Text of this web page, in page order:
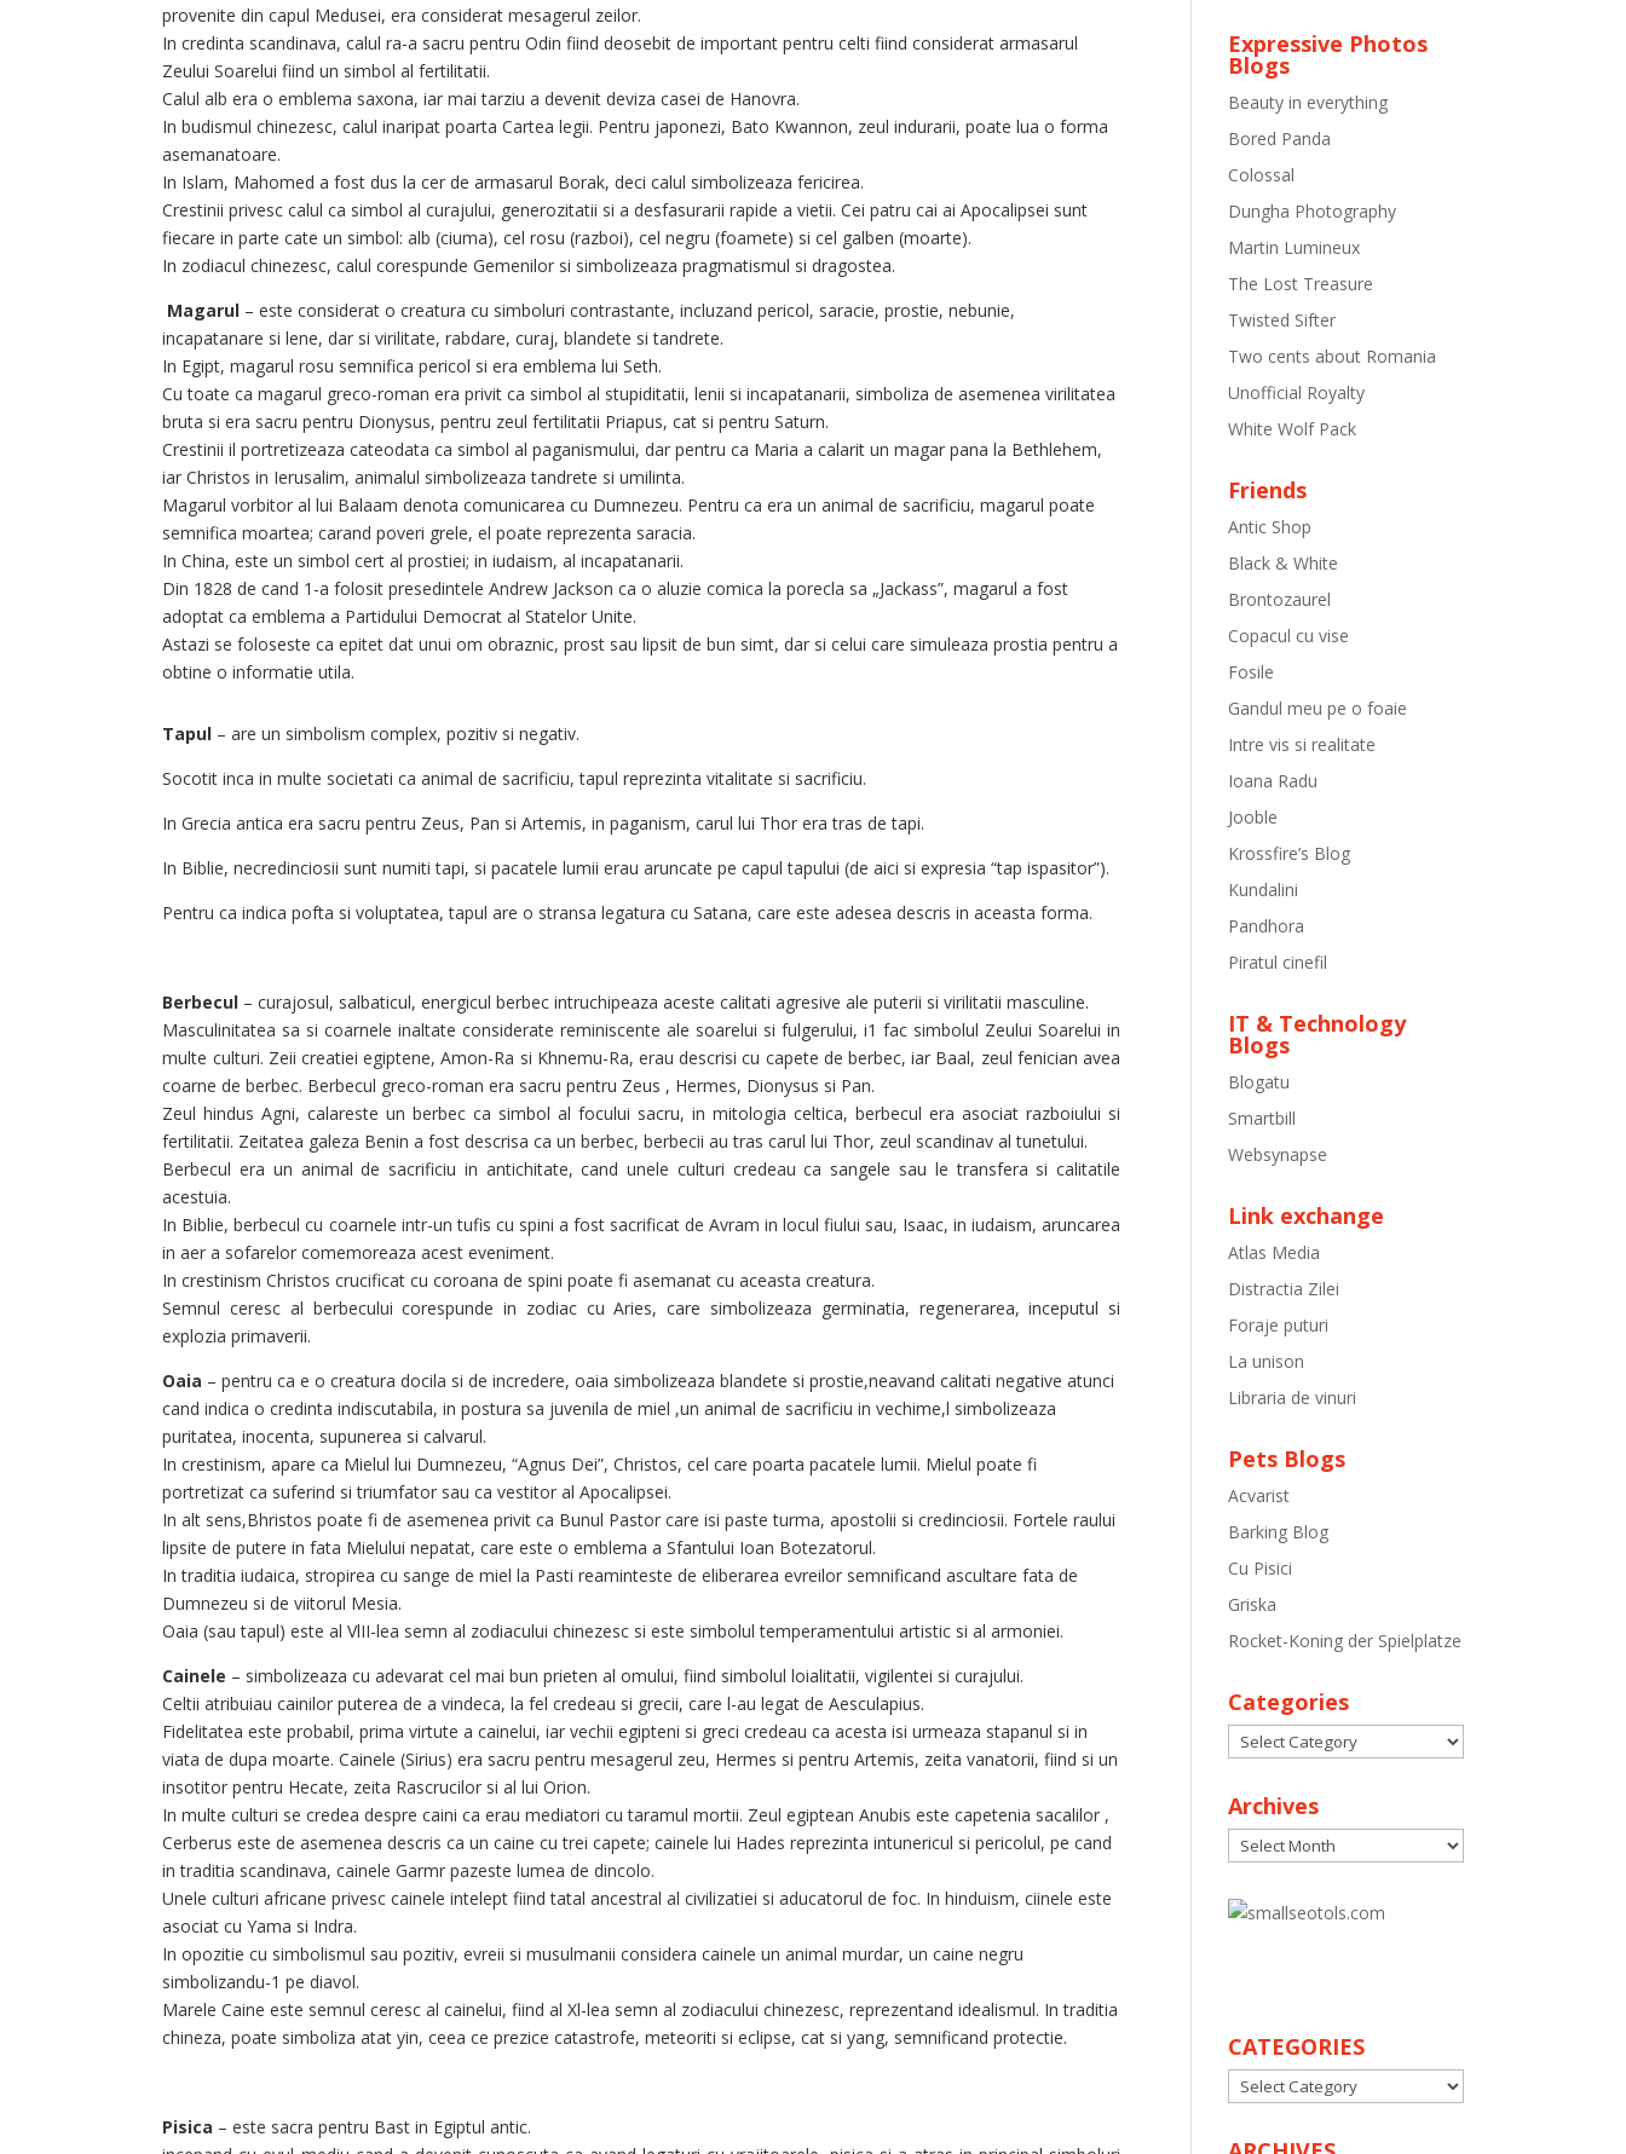
provenite din capul Medusei, era considerat mesagerul zeilor.
In credinta scandinava, calul ra-a sacru pentru Odin fiind deosebit de important pentru celti fiind considerat armasarul
Zeului Soarelui fiind un simbol al fertilitatii.
Calul alb era o emblema saxona, iar mai tarziu a devenit deviza casei de Hanovra.
In budismul chinezesc, calul inaripat poarta Cartea legii. Pentru japonezi, Bato Kwannon, zeul indurarii, poate lua o forma
asemanatoare.
In Islam, Mahomed a fost dus la cer de armasarul Borak, deci calul simbolizeaza fericirea.
Crestinii privesc calul ca simbol al curajului, generozitatii si a desfasurarii rapide a vietii. Cei patru cai ai Apocalipsei sunt
fiecare in parte cate un simbol: alb (ciuma), cel rosu (razboi), cel negru (foamete) si cel galben (moarte).
In zodiacul chinezesc, calul corespunde Gemenilor si simbolizeaza pragmatismul si dragostea.
Magarul – este considerat o creatura cu simboluri contrastante, incluzand pericol, saracie, prostie, nebunie,
incapatanare si lene, dar si virilitate, rabdare, curaj, blandete si tandrete.
In Egipt, magarul rosu semnifica pericol si era emblema lui Seth.
Cu toate ca magarul greco-roman era privit ca simbol al stupiditatii, lenii si incapatanarii, simboliza de asemenea virilitatea
bruta si era sacru pentru Dionysus, pentru zeul fertilitatii Priapus, cat si pentru Saturn.
Crestinii il portretizeaza cateodata ca simbol al paganismului, dar pentru ca Maria a calarit un magar pana la Bethlehem,
iar Christos in Ierusalim, animalul simbolizeaza tandrete si umilinta.
Magarul vorbitor al lui Balaam denota comunicarea cu Dumnezeu. Pentru ca era un animal de sacrificiu, magarul poate
semnifica moartea; carand poveri grele, el poate reprezenta saracia.
In China, este un simbol cert al prostiei; in iudaism, al incapatanarii.
Din 1828 de cand 1-a folosit presedintele Andrew Jackson ca o aluzie comica la porecla sa „Jackass”, magarul a fost
adoptat ca emblema a Partidului Democrat al Statelor Unite.
Astazi se foloseste ca epitet dat unui om obraznic, prost sau lipsit de bun simt, dar si celui care simuleaza prostia pentru a
obtine o informatie utila.
Tapul – are un simbolism complex, pozitiv si negativ.
Socotit inca in multe societati ca animal de sacrificiu, tapul reprezinta vitalitate si sacrificiu.
In Grecia antica era sacru pentru Zeus, Pan si Artemis, in paganism, carul lui Thor era tras de tapi.
In Biblie, necredinciosii sunt numiti tapi, si pacatele lumii erau aruncate pe capul tapului (de aici si expresia “tap ispasitor”).
Pentru ca indica pofta si voluptatea, tapul are o stransa legatura cu Satana, care este adesea descris in aceasta forma.
Berbecul – curajosul, salbaticul, energicul berbec intruchipeaza aceste calitati agresive ale puterii si virilitatii masculine.
Masculinitatea sa si coarnele inaltate considerate reminiscente ale soarelui si fulgerului, i1 fac simbolul Zeului Soarelui in
multe culturi. Zeii creatiei egiptene, Amon-Ra si Khnemu-Ra, erau descrisi cu capete de berbec, iar Baal, zeul fenician avea
coarne de berbec. Berbecul greco-roman era sacru pentru Zeus , Hermes, Dionysus si Pan.
Zeul hindus Agni, calareste un berbec ca simbol al focului sacru, in mitologia celtica, berbecul era asociat razboiului si
fertilitatii. Zeitatea galeza Benin a fost descrisa ca un berbec, berbecii au tras carul lui Thor, zeul scandinav al tunetului.
Berbecul era un animal de sacrificiu in antichitate, cand unele culturi credeau ca sangele sau le transfera si calitatile
acestuia.
In Biblie, berbecul cu coarnele intr-un tufis cu spini a fost sacrificat de Avram in locul fiului sau, Isaac, in iudaism, aruncarea
in aer a sofarelor comemoreaza acest eveniment.
In crestinism Christos crucificat cu coroana de spini poate fi asemanat cu aceasta creatura.
Semnul ceresc al berbecului corespunde in zodiac cu Aries, care simbolizeaza germinatia, regenerarea, inceputul si
explozia primaverii.
Oaia – pentru ca e o creatura docila si de incredere, oaia simbolizeaza blandete si prostie,neavand calitati negative atunci
cand indica o credinta indiscutabila, in postura sa juvenila de miel ,un animal de sacrificiu in vechime,l simbolizeaza
puritatea, inocenta, supunerea si calvarul.
In crestinism, apare ca Mielul lui Dumnezeu, “Agnus Dei”, Christos, cel care poarta pacatele lumii. Mielul poate fi
portretizat ca suferind si triumfator sau ca vestitor al Apocalipsei.
In alt sens,Bhristos poate fi de asemenea privit ca Bunul Pastor care isi paste turma, apostolii si credinciosii. Fortele raului
lipsite de putere in fata Mielului nepatat, care este o emblema a Sfantului Ioan Botezatorul.
In traditia iudaica, stropirea cu sange de miel la Pasti reaminteste de eliberarea evreilor semnificand ascultare fata de
Dumnezeu si de viitorul Mesia.
Oaia (sau tapul) este al VlII-lea semn al zodiacului chinezesc si este simbolul temperamentului artistic si al armoniei.
Cainele – simbolizeaza cu adevarat cel mai bun prieten al omului, fiind simbolul loialitatii, vigilentei si curajului.
Celtii atribuiau cainilor puterea de a vindeca, la fel credeau si grecii, care l-au legat de Aesculapius.
Fidelitatea este probabil, prima virtute a cainelui, iar vechii egipteni si greci credeau ca acesta isi urmeaza stapanul si in
viata de dupa moarte. Cainele (Sirius) era sacru pentru mesagerul zeu, Hermes si pentru Artemis, zeita vanatorii, fiind si un
insotitor pentru Hecate, zeita Rascrucilor si al lui Orion.
In multe culturi se credea despre caini ca erau mediatori cu taramul mortii. Zeul egiptean Anubis este capetenia sacalilor ,
Cerberus este de asemenea descris ca un caine cu trei capete; cainele lui Hades reprezinta intunericul si pericolul, pe cand
in traditia scandinava, cainele Garmr pazeste lumea de dincolo.
Unele culturi africane privesc cainele intelept fiind tatal ancestral al civilizatiei si aducatorul de foc. In hinduism, ciinele este
asociat cu Yama si Indra.
In opozitie cu simbolismul sau pozitiv, evreii si musulmanii considera cainele un animal murdar, un caine negru
simbolizandu-1 pe diavol.
Marele Caine este semnul ceresc al cainelui, fiind al Xl-lea semn al zodiacului chinezesc, reprezentand idealismul. In traditia
chineza, poate simboliza atat yin, ceea ce prezice catastrofe, meteoriti si eclipse, cat si yang, semnificand protectie.
Pisica – este sacra pentru Bast in Egiptul antic.
Expressive Photos
Blogs
Beauty in everything
Bored Panda
Colossal
Dungha Photography
Martin Lumineux
The Lost Treasure
Twisted Sifter
Two cents about Romania
Unofficial Royalty
White Wolf Pack
Friends
Antic Shop
Black & White
Brontozaurel
Copacul cu vise
Fosile
Gandul meu pe o foaie
Intre vis si realitate
Ioana Radu
Jooble
Krossfire’s Blog
Kundalini
Pandhora
Piratul cinefil
IT & Technology
Blogs
Blogatu
Smartbill
Websynapse
Link exchange
Atlas Media
Distractia Zilei
Foraje puturi
La unison
Libraria de vinuri
Pets Blogs
Acvarist
Barking Blog
Cu Pisici
Griska
Rocket-Koning der Spielplatze
Categories
Categories
Archives
Archives
CATEGORIES
CATEGORIES